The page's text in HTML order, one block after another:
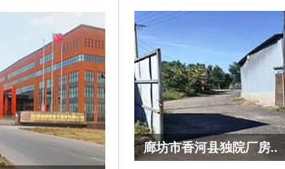
廊坊市香河县独院厂房..